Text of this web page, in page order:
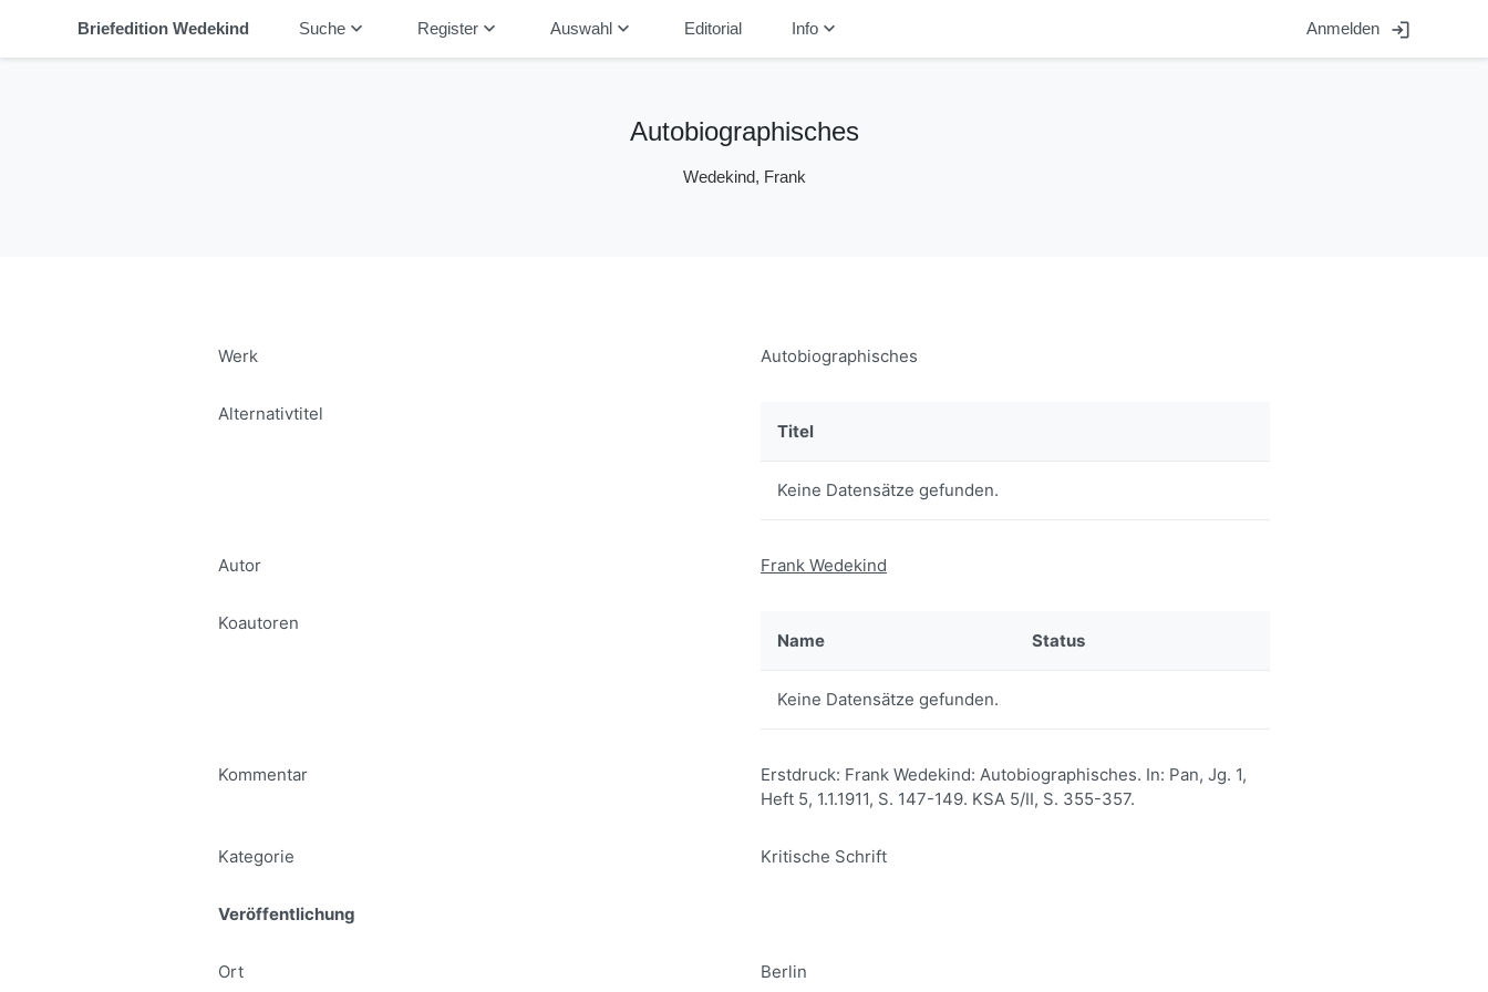
Briefedition Wedekind Suchekeyboard_arrow_down Registerkeyboard_arrow_down Auswahlkeyboard_arrow_down Editorial Infokeyboard_arrow_down Anmelden login
Autobiographisches
Wedekind, Frank
Werk Autobiographisches
Alternativtitel
Titel
Keine Datensätze gefunden.
Autor Frank Wedekind
Koautoren
Name
Status
Keine Datensätze gefunden.
Kommentar
Erstdruck: Frank Wedekind: Autobiographisches. In: Pan, Jg. 1,
Heft 5, 1.1.1911, S. 147-149. KSA 5/II, S. 355-357.
Kategorie Kritische Schrift
Veröffentlichung
Ort Berlin